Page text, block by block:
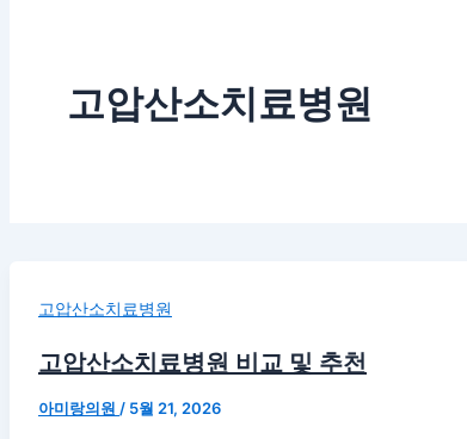
고압산소치료병원
고압산소치료병원
고압산소치료병원 비교 및 추천
아미랑의원 / 5월 21, 2026